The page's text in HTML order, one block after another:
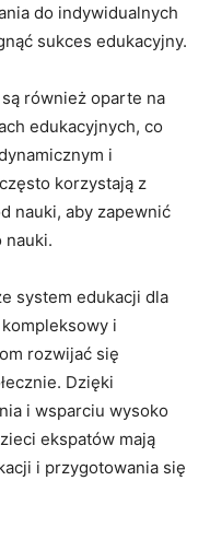
do indywidualnych
sukces edukacyjny.
również oparte na
edukacyjnych, ⁤co
i
korzystają z
nauki, ‍aby zapewnić
nauki.
⁤system edukacji dla
i
rozwijać się
Dzięki
i wsparciu ⁢wysoko⁢
⁢ekspatów ‌mają
i przygotowania się